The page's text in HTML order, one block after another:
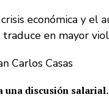
Carlos Casas
una discusión salarial.